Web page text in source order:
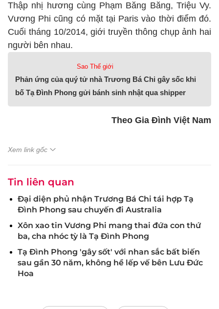
Thập nhị hương cùng Phạm Băng Băng, Triệu Vy.
Vương Phi cũng có mặt tại Paris vào thời điểm đó.
Cuối tháng 10/2014, giới truyền thông chụp ảnh hai
người bên nhau.
Sao Thế giới
Phản ứng của quý tử nhà Trương Bá Chi gây sốc khi
bố Tạ Đình Phong gửi bánh sinh nhật qua shipper
Theo Gia Đình Việt Nam
Xem link gốc
Tin liên quan
Đại diện phủ nhận Trương Bá Chi tái hợp Tạ
Đình Phong sau chuyến đi Australia
Xôn xao tin Vương Phi mang thai đứa con thứ
ba, cha nhóc tỳ là Tạ Đình Phong
Tạ Đình Phong 'gây sốt' với nhan sắc bất biến
sau gần 30 năm, không hề lếp vế bên Lưu Đức
Hoa